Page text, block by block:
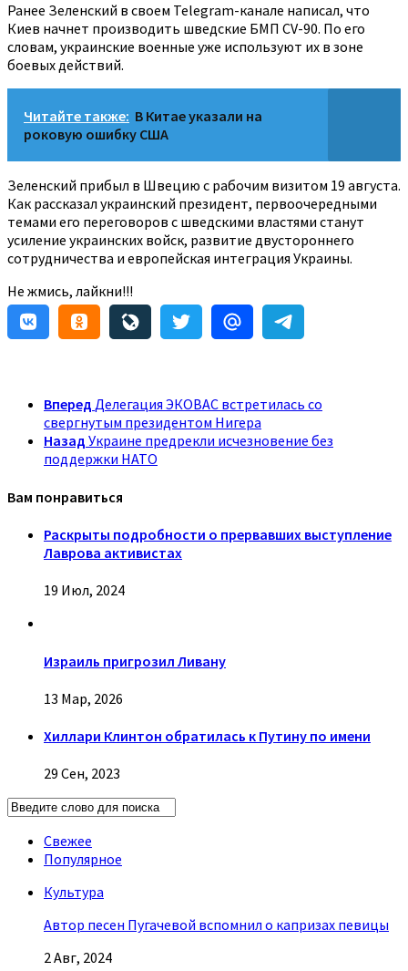
Ранее Зеленский в своем Telegram-канале написал, что
Киев начнет производить шведские БМП CV-90. По его
словам, украинские военные уже используют их в зоне
боевых действий.
Читайте также: В Китае указали на
роковую ошибку США
Зеленский прибыл в Швецию с рабочим визитом 19 августа.
Как рассказал украинский президент, первоочередными
темами его переговоров с шведскими властями станут
усиление украинских войск, развитие двустороннего
сотрудничества и европейская интеграция Украины.
Не жмись, лайкни!!!
Вперед Делегация ЭКОВАС встретилась со
свергнутым президентом Нигера
Назад Украине предрекли исчезновение без
поддержки НАТО
Вам понравиться
Раскрыты подробности о прервавших выступление
Лаврова активистах
19 Июл, 2024
Израиль пригрозил Ливану
13 Мар, 2026
Хиллари Клинтон обратилась к Путину по имени
29 Сен, 2023
Свежее
Популярное
Культура
Автор песен Пугачевой вспомнил о капризах певицы
2 Авг, 2024